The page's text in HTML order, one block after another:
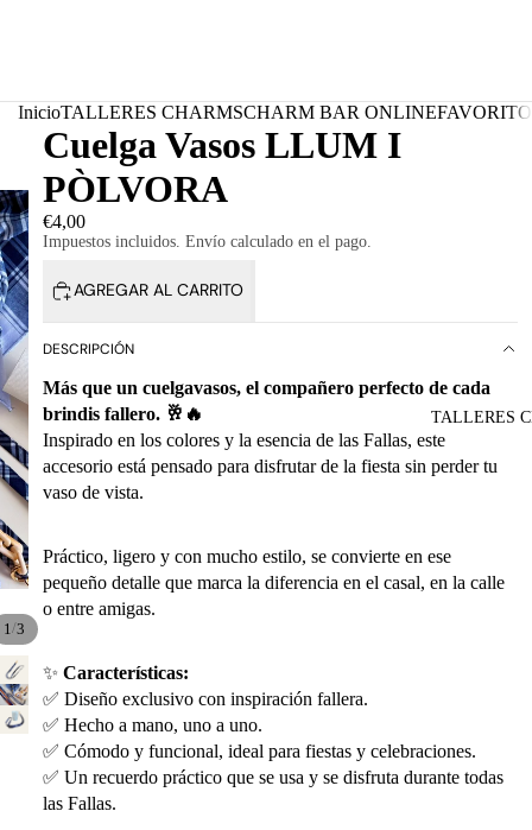
TALLERES
InicioTALLERES CHARMSCHARM BAR ONLINE
1/3
Cuelga Vasos LLUM I
PÒLVORA
€4,00
Impuestos incluidos. Envío calculado en el pago.
AGREGAR AL CARRITO
DESCRIPCIÓN
Más que un cuelgavasos, el compañero perfecto de cada
brindis fallero. 🥂🔥
Inspirado en los colores y la esencia de las Fallas, este
accesorio está pensado para disfrutar de la fiesta sin perder tu
vaso de vista.
Práctico, ligero y con mucho estilo, se convierte en ese
pequeño detalle que marca la diferencia en el casal, en la calle
o entre amigas.
✨ Características:
✅ Diseño exclusivo con inspiración fallera.
✅ Hecho a mano, uno a uno.
✅ Cómodo y funcional, ideal para fiestas y celebraciones.
✅ Un recuerdo práctico que se usa y se disfruta durante todas
las Fallas.